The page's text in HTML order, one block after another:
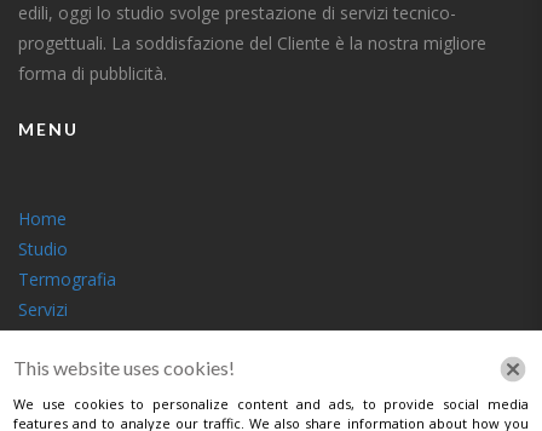
edili, oggi lo studio svolge prestazione di servizi tecnico-
progettuali. La soddisfazione del Cliente è la nostra migliore
forma di pubblicità.
MENU
Home
Studio
Termografia
Servizi
SEGUICI
This website uses cookies!
We use cookies to personalize content and ads, to provide social media
features and to analyze our traffic. We also share information about how you